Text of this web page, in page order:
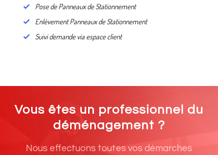
Pose de Panneaux de Stationnement
Enlèvement Panneaux de Stationnement
Suivi demande via espace client
Vous êtes un professionnel du
déménagement ?
Nous effectuons toutes vos démarches